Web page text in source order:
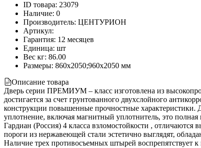
ID товара: 23079
Наличие: 0
Производитель: ЦЕНТУРИОН
Артикул:
Гарантия: 12 месяцев
Единица: шт
Вес кг: 86.00
Размеры: 860х2050;960х2050 мм
Описание товара
Дверь серии ПРЕМИУМ – класс изготовлена из
достигается за счет грунтованного двухслойного
конструкции повышенные прочностные характеристики.
уплотнение, включая магнитный уплотнитель, это
Гардиан (Россия) 4 класса взломостойкости ,
пороги из нержавеющей стали эстетично выглядят,
Наличие трех противосъемных штырей воспрепятствует